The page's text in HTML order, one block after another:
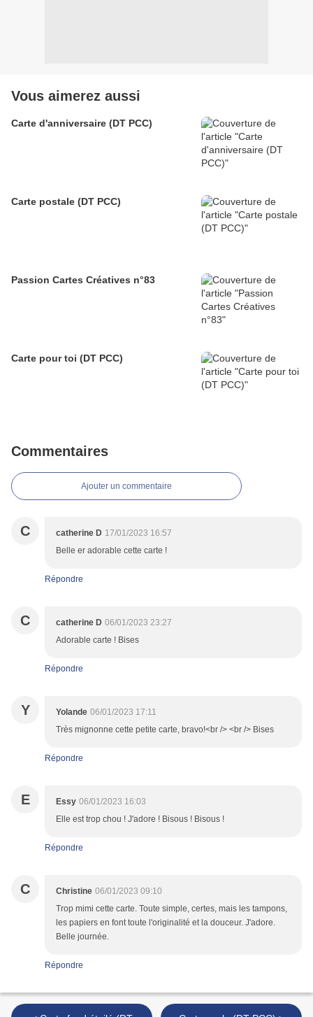
Vous aimerez aussi
Carte d'anniversaire (DT PCC)
Carte postale (DT PCC)
Passion Cartes Créatives n°83
Carte pour toi (DT PCC)
Commentaires
Ajouter un commentaire
C catherine D 17/01/2023 16:57
Belle er adorable cette carte !
Répondre
C catherine D 06/01/2023 23:27
Adorable carte ! Bises
Répondre
Y Yolande 06/01/2023 17:11
Très mignonne cette petite carte, bravo!<br /> <br /> Bises
Répondre
E Essy 06/01/2023 16:03
Elle est trop chou ! J'adore ! Bisous ! Bisous !
Répondre
C Christine 06/01/2023 09:10
Trop mimi cette carte. Toute simple, certes, mais les tampons,
les papiers en font toute l'originalité et la douceur. J'adore.
Belle journée.
Répondre